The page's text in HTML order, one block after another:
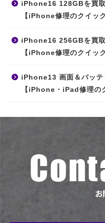
iPhone16 128GBを買
【iPhone修理のクイッ
iPhone16 256GBを買
【iPhone修理のクイッ
iPhone13 画面＆バッテ
【iPhone・iPad修理の